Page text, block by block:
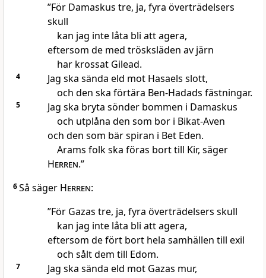
”För Damaskus tre, ja, fyra överträdelsers
skull
kan jag inte låta bli att agera,
eftersom de med trösksläden av järn
har krossat Gilead.
4
Jag ska sända eld mot Hasaels slott,
och den ska förtära Ben-Hadads fästningar.
5
Jag ska bryta sönder bommen i Damaskus
och utplåna den som bor i Bikat-Aven
och den som bär spiran i Bet Eden.
Arams folk ska föras bort till Kir, säger
Herren.”
6Så säger Herren:
”För Gazas tre, ja, fyra överträdelsers skull
kan jag inte låta bli att agera,
eftersom de fört bort hela samhällen till exil
och sålt dem till Edom.
7
Jag ska sända eld mot Gazas mur,